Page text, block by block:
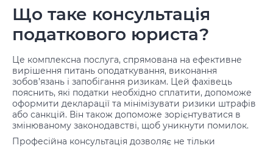
Що таке консультація
податкового юриста?
Це комплексна послуга, спрямована на ефективне
вирішення питань оподаткування, виконання
зобов’язань і запобігання ризикам. Цей фахівець
пояснить, які податки необхідно сплатити, допоможе
оформити декларації та мінімізувати ризики штрафів
або санкцій. Він також допоможе зорієнтуватися в
змінюваному законодавстві, щоб уникнути помилок.
Професійна консультація дозволяє не тільки